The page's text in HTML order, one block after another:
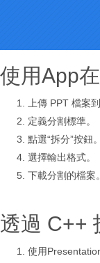
使用App
上傳 PPT 檔案
定義分割標準。
點選“拆分”按鈕。
選擇輸出格式。
下載分割的檔案。
透過 C++
使用